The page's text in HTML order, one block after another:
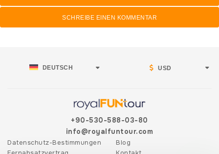
SCHREIBE EINEN KOMMENTAR
DEUTSCH USD
+90-530-588-03-80
info@royalfuntour.com
Datenschutz-Bestimmungen
Blog